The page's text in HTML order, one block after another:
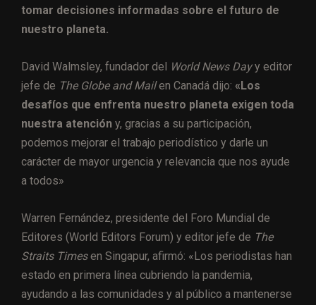
tomar decisiones informadas sobre el futuro de
nuestro planeta.
David Walmsley, fundador del World News Dayy editor
jefe de The Globe and Mailen Canadá dijo: «Los
desafíos que enfrenta nuestro planeta exigen toda
nuestra atención y, gracias a su participación,
podemos mejorar el trabajo periodístico y darle un
carácter de mayor urgencia y relevancia que nos ayude
a todos»
Warren Fernández, presidente del Foro Mundial de
Editores (World Editors Forum) y editor jefe de The
Straits Timesen Singapur, afirmó: «Los periodistas han
estado en primera línea cubriendo la pandemia,
ayudando a las comunidades y al público a mantenerse